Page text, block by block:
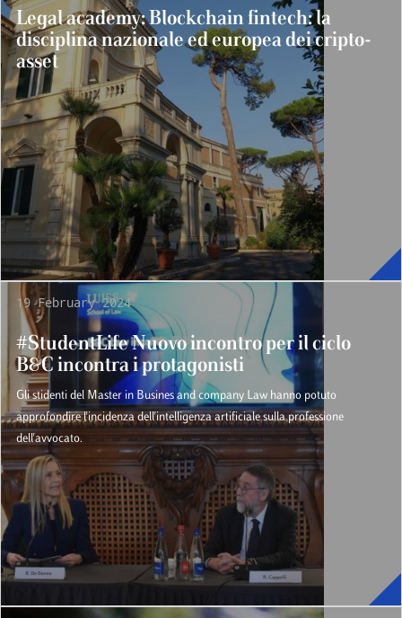
Legal academy: Blockchain fintech: la
disciplina nazionale ed europea dei cripto-
asset
19 February 2024
#StudentLife Nuovo incontro per il ciclo
B&C incontra i protagonisti
Gli stidenti del Master in Busines and company Law hanno potuto
approfondire l'incidenza dell'intelligenza artificiale sulla professione
dell'avvocato.